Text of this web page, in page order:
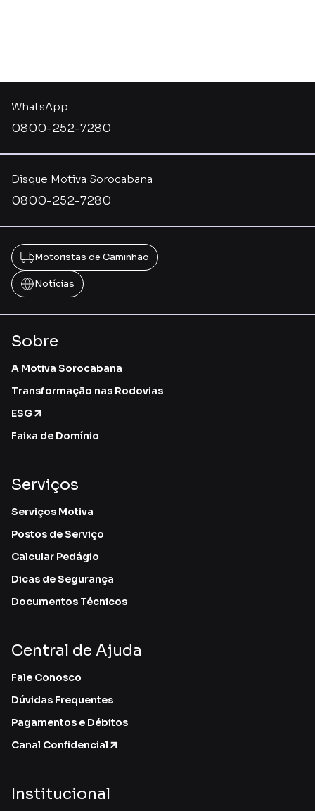
Disque Motiva Sorocabana
0800-252-7280
WhatsApp
0800-252-7280
Motoristas de Caminhão
Notícias
Sobre
A Motiva Sorocabana
Transformação nas Rodovias
ESG
Faixa de Domínio
Serviços
Serviços Motiva
Postos de Serviço
Calcular Pedágio
Dicas de Segurança
Documentos Técnicos
Central de Ajuda
Fale Conosco
Dúvidas Frequentes
Pagamentos e Débitos
Canal Confidencial
Institucional